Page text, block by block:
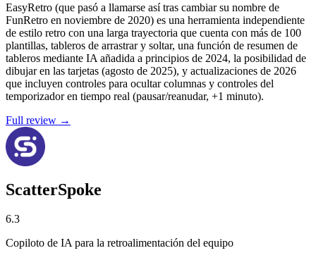
EasyRetro (que pasó a llamarse así tras cambiar su nombre de
FunRetro en noviembre de 2020) es una herramienta independiente
de estilo retro con una larga trayectoria que cuenta con más de 100
plantillas, tableros de arrastrar y soltar, una función de resumen de
tableros mediante IA añadida a principios de 2024, la posibilidad de
dibujar en las tarjetas (agosto de 2025), y actualizaciones de 2026
que incluyen controles para ocultar columnas y controles del
temporizador en tiempo real (pausar/reanudar, +1 minuto).
Full review →
ScatterSpoke
6.3
Copiloto de IA para la retroalimentación del equipo